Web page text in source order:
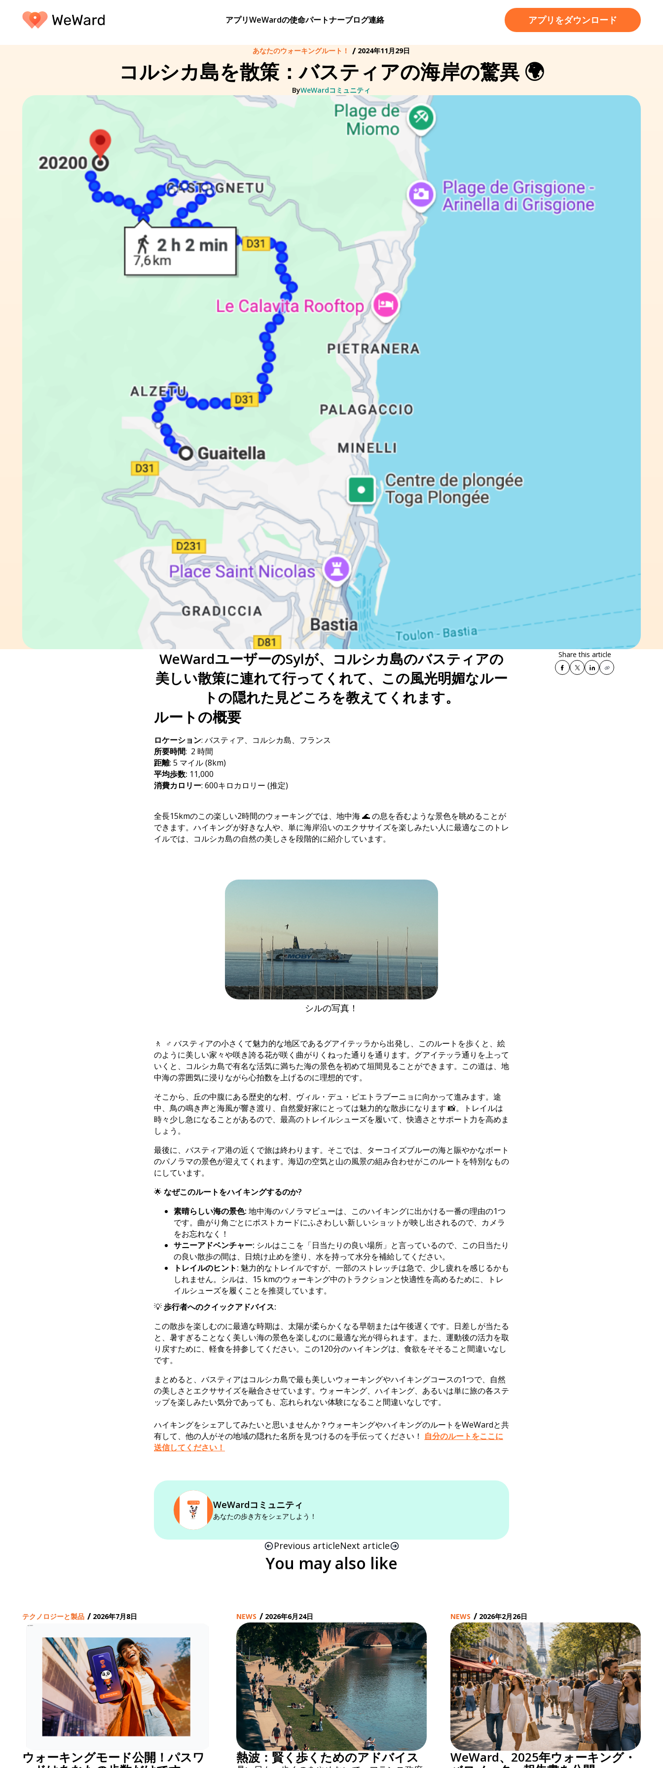
アプリWeWardの使命パートナーブログ連絡 アプリをダウンロード
あなたのウォーキングルート！ / 2024年11月29日
コルシカ島を散策：バスティアの海岸の驚異 🌍
ByWeWardコミュニティ
WeWardユーザーのSylが、コルシカ島のバスティアの
美しい散策に連れて行ってくれて、この風光明媚なルー
トの隠れた見どころを教えてくれます。
ルートの概要
ロケーション: バスティア、コルシカ島、フランス
所要時間: 2 時間
距離: 5 マイル (8km)
平均歩数: 11,000
消費カロリー: 600キロカロリー (推定)
全長15kmのこの楽しい2時間のウォーキングでは、地中海 🌊 の息を呑むような景色を眺めることが
できます。ハイキングが好きな人や、単に海岸沿いのエクササイズを楽しみたい人に最適なこのトレ
イルでは、コルシカ島の自然の美しさを段階的に紹介しています。
シルの写真！
🚶 ‍ ♂️ バスティアの小さくて魅力的な地区であるグアイテッラから出発し、このルートを歩くと、絵
のように美しい家々や咲き誇る花が咲く曲がりくねった通りを通ります。グアイテッラ通りを上って
いくと、コルシカ島で有名な活気に満ちた海の景色を初めて垣間見ることができます。この道は、地
中海の雰囲気に浸りながら心拍数を上げるのに理想的です。
そこから、丘の中腹にある歴史的な村、ヴィル・デュ・ピエトラブーニョに向かって進みます。途
中、鳥の鳴き声と海風が響き渡り、自然愛好家にとっては魅力的な散歩になります 📸。トレイルは
時々少し急になることがあるので、最高のトレイルシューズを履いて、快適さとサポート力を高めま
しょう。
最後に、バスティア港の近くで旅は終わります。そこでは、ターコイズブルーの海と賑やかなボート
のパノラマの景色が迎えてくれます。海辺の空気と山の風景の組み合わせがこのルートを特別なもの
にしています。
🌟 なぜこのルートをハイキングするのか?
素晴らしい海の景色: 地中海のパノラマビューは、このハイキングに出かける一番の理由の1つ
です。曲がり角ごとにポストカードにふさわしい新しいショットが映し出されるので、カメラ
をお忘れなく！
サニーアドベンチャー: シルはここを「日当たりの良い場所」と言っているので、この日当たり
の良い散歩の間は、日焼け止めを塗り、水を持って水分を補給してください。
トレイルのヒント: 魅力的なトレイルですが、一部のストレッチは急で、少し疲れを感じるかも
しれません。シルは、15 kmのウォーキング中のトラクションと快適性を高めるために、トレ
イルシューズを履くことを推奨しています。
💡歩行者へのクイックアドバイス:
この散歩を楽しむのに最適な時期は、太陽が柔らかくなる早朝または午後遅くです。日差しが当たる
と、暑すぎることなく美しい海の景色を楽しむのに最適な光が得られます。また、運動後の活力を取
り戻すために、軽食を持参してください。この120分のハイキングは、食欲をそそること間違いなし
です。
まとめると、バスティアはコルシカ島で最も美しいウォーキングやハイキングコースの1つで、自然
の美しさとエクササイズを融合させています。ウォーキング、ハイキング、あるいは単に旅の各ステ
ップを楽しみたい気分であっても、忘れられない体験になること間違いなしです。
ハイキングをシェアしてみたいと思いませんか？ウォーキングやハイキングのルートをWeWardと共
有して、他の人がその地域の隠れた名所を見つけるのを手伝ってください！ 自分のルートをここに
送信してください！
WeWardコミュニティ
あなたの歩き方をシェアしよう！
Previous articleNext article
Share this article
You may also like
テクノロジーと製品 / 2026年7月8日
ウォーキングモード公開！パスワ
NEWS / 2026年6月24日
熱波：賢く歩くためのアドバイス
NEWS / 2026年2月26日
WeWard、2025年ウォーキング・